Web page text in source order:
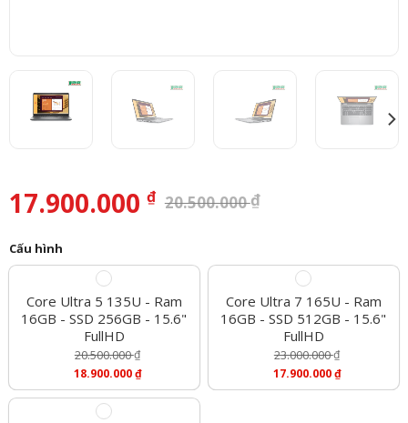
17.900.000 ₫ 20.500.000₫
Cấu hình
Core Ultra 5 135U - Ram
16GB - SSD 256GB - 15.6"
FullHD
20.500.000₫
Gốc
Là:
18.900.000₫
Giá
Core Ultra 7 165U - Ram
16GB - SSD 512GB - 15.6"
FullHD
23.000.000₫
Gốc
17.900.000₫
Giá